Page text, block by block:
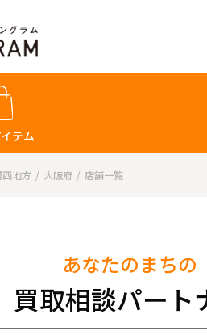
テム
西地方 大阪府 店舗一覧
あなたのまちの
買取相談パート